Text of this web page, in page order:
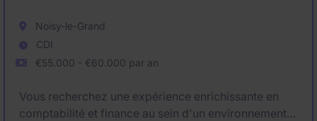
Noisy-le-Grand
CDI
€55.000 - €60.000 par an
Vous recherchez une expérience enrichissante en
comptabilité et finance au sein d'un environnement